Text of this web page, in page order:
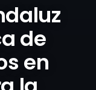
de
en